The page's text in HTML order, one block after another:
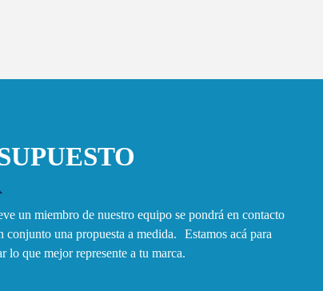
un miembro de nuestro equipo se pondrá en contacto
conjunto una propuesta a medida. Estamos acá para
lo que mejor represente a tu marca.